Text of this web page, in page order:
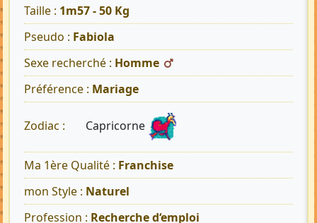
Taille : 1m57 - 50 Kg
Pseudo : Fabiola
Sexe recherché : Homme
Préférence : Mariage
Zodiac : Capricorne
Ma 1ère Qualité : Franchise
mon Style : Naturel
Profession : Recherche d‘emploi